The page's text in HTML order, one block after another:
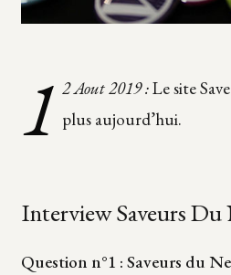
1 2 Aout 2019 :Le site
plus aujourd’hui.
Interview Saveurs
Question n°1 : Saveurs du